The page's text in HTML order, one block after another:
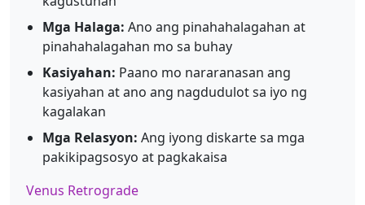
Mga Halaga: Ano ang pinahahalagahan at
pinahahalagahan mo sa buhay
Kasiyahan: Paano mo nararanasan ang
kasiyahan at ano ang nagdudulot sa iyo ng
kagalakan
Mga Relasyon: Ang iyong diskarte sa mga
pakikipagsosyo at pagkakaisa
Venus Retrograde